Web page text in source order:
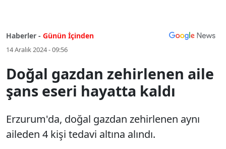
Haberler - Günün İçinden
14 Aralık 2024 - 09:56
Doğal gazdan zehirlenen aile
şans eseri hayatta kaldı
Erzurum'da, doğal gazdan zehirlenen aynı
aileden 4 kişi tedavi altına alındı.